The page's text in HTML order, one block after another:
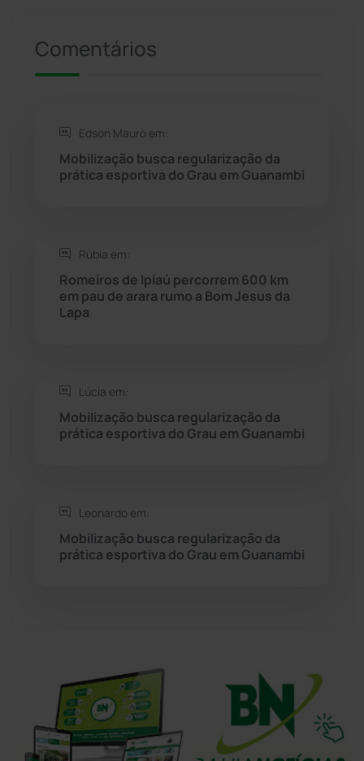
Riacho de Santana
Rio do Antônio
Rio do Pires (97)
Seabra
Sebastião Laranjeiras
Tecnologia
Comentários
Edson Mauro em:
Mobilização busca regularização da
prática esportiva do Grau em Guanambi
Rúbia em:
Romeiros de Ipiaú percorrem 600 km
em pau de arara rumo a Bom Jesus da
Lapa
Lúcia em:
Mobilização busca regularização da
prática esportiva do Grau em Guanambi
Leonardo em:
Mobilização busca regularização da
prática esportiva do Grau em Guanambi